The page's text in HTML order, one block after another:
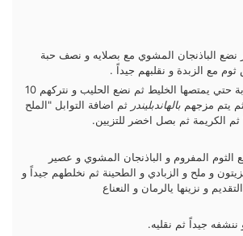
نضع الباذنجان المشوي مع بصلايه و نصف حبة
يتم سكب الشوربة حتي يمتصها الخليط ثم نضع الحليب و نتركهم 10
يتم مزجهم بالهاندبليندر ثم اضافة التوابل "الملح
ثم الكريمة ثم بصل اخضر للتزيين.
المفروم و الباذنجان المشوي و عصير
و ملح و الزبادي و الطحينة ثم نخلطهم جيداً و
و نزينها يالرمان و النعناع
ننشفه جيداً ثم نقليه.